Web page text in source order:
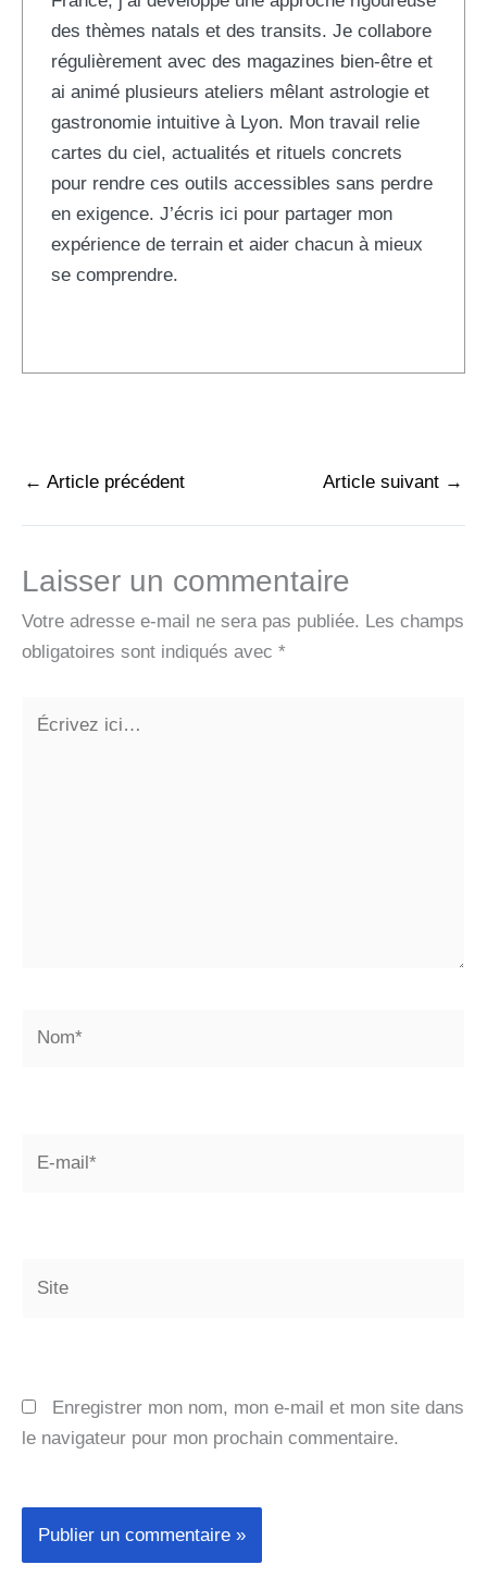
des thèmes natals et des transits. Je collabore
régulièrement avec des magazines bien-être et
ai animé plusieurs ateliers mêlant astrologie et
gastronomie intuitive à Lyon. Mon travail relie
cartes du ciel, actualités et rituels concrets
pour rendre ces outils accessibles sans perdre
en exigence. J’écris ici pour partager mon
expérience de terrain et aider chacun à mieux
se comprendre.
← Article précédent Article suivant →
Laisser un commentaire
Votre adresse e-mail ne sera pas publiée. Les champs
obligatoires sont indiqués avec *
Enregistrer mon nom, mon e-mail et mon site dans
le navigateur pour mon prochain commentaire.